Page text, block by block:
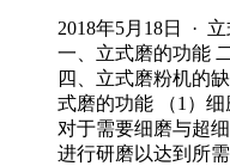
2018年5月18日 ·
一、立式磨的功能
四、立式磨粉机的
式磨的功能 （1）
对于需要细磨与超
进行研磨以达到所需